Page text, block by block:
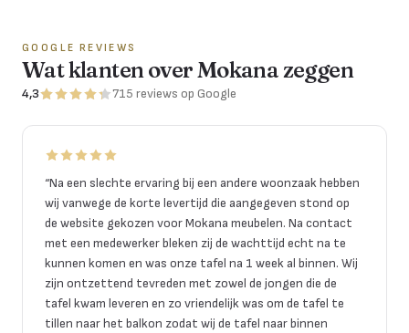
GOOGLE REVIEWS
Wat klanten over Mokana zeggen
4,3 715 reviews op Google
“Na een slechte ervaring bij een andere woonzaak hebben
wij vanwege de korte levertijd die aangegeven stond op
de website gekozen voor Mokana meubelen. Na contact
met een medewerker bleken zij de wachttijd echt na te
kunnen komen en was onze tafel na 1 week al binnen. Wij
zijn ontzettend tevreden met zowel de jongen die de
tafel kwam leveren en zo vriendelijk was om de tafel te
tillen naar het balkon zodat wij de tafel naar binnen